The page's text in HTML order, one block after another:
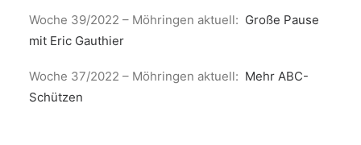
Schulneulinge
Grundschule
Ganztagsbildung
Netzwerk
Woche 39/2022 – Möhringen aktuell: Große Pause
mit Eric Gauthier
Woche 37/2022 – Möhringen aktuell: Mehr ABC-
Schützen